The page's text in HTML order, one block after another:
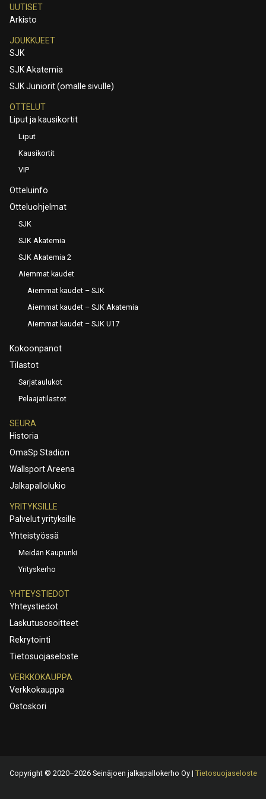
UUTISET
Arkisto
JOUKKUEET
SJK
SJK Akatemia
SJK Juniorit (omalle sivulle)
OTTELUT
Liput ja kausikortit
Liput
Kausikortit
VIP
Otteluinfo
Otteluohjelmat
SJK
SJK Akatemia
SJK Akatemia 2
Aiemmat kaudet
Aiemmat kaudet – SJK
Aiemmat kaudet – SJK Akatemia
Aiemmat kaudet – SJK U17
Kokoonpanot
Tilastot
Sarjataulukot
Pelaajatilastot
SEURA
Historia
OmaSp Stadion
Wallsport Areena
Jalkapallolukio
YRITYKSILLE
Palvelut yrityksille
Yhteistyössä
Meidän Kaupunki
Yrityskerho
YHTEYSTIEDOT
Yhteystiedot
Laskutusosoitteet
Rekrytointi
Tietosuojaseloste
VERKKOKAUPPA
Verkkokauppa
Ostoskori
Copyright © 2020–2026 Seinäjoen jalkapallokerho Oy | Tietosuojaseloste